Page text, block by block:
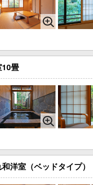
畳
洋室（ベッドタイプ）